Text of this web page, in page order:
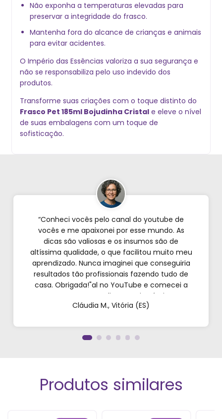
Não exponha a temperaturas elevadas para
preservar a integridade do frasco.
Mantenha fora do alcance de crianças e animais
para evitar acidentes.
O Império das Essências valoriza a sua segurança e
não se responsabiliza pelo uso indevido dos
produtos.
Transforme suas criações com o toque distinto do
Frasco Pet 185ml Bojudinha Cristal e eleve o nível
de suas embalagens com um toque de
sofisticação.
“Conheci vocês pelo canal do youtube de
vocês e me apaixonei por esse mundo. As
dicas são valiosas e os insumos são de
altíssima qualidade, o que facilitou muito meu
aprendizado. Nunca imaginei que conseguiria
resultados tão profissionais fazendo tudo de
casa. Obrigada!"al no YouTube e comecei a
testar em casa. As dicas são incríveis e os
produtos são exatamente como mostram nos
perfumes!”
Cláudia M., Vitória (ES)
Produtos similares